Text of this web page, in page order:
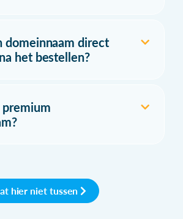
domeinnaam direct
het bestellen?
hier niet tussen